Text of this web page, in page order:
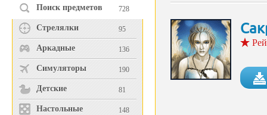
Поиск предметов 728
Стрелялки 95
Аркадные 136
Симуляторы 190
Детские 81
Настольные 148